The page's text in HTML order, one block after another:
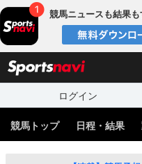
競馬ニュースも結果も
ログイン
競馬トップ 日程・結果